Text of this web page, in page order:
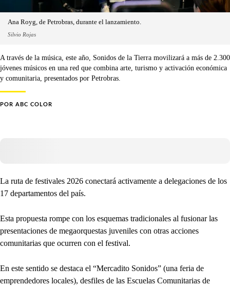
Ana Royg, de Petrobras, durante el lanzamiento.
Silvio Rojas
A través de la música, este año, Sonidos de la Tierra movilizará a más de 2.300
jóvenes músicos en una red que combina arte, turismo y activación económica
y comunitaria, presentados por Petrobras.
POR ABC COLOR
La ruta de festivales 2026 conectará activamente a delegaciones de los
17 departamentos del país.
Esta propuesta rompe con los esquemas tradicionales al fusionar las
presentaciones de megaorquestas juveniles con otras acciones
comunitarias que ocurren con el festival.
En este sentido se destaca el “Mercadito Sonidos” (una feria de
emprendedores locales), desfiles de las Escuelas Comunitarias de